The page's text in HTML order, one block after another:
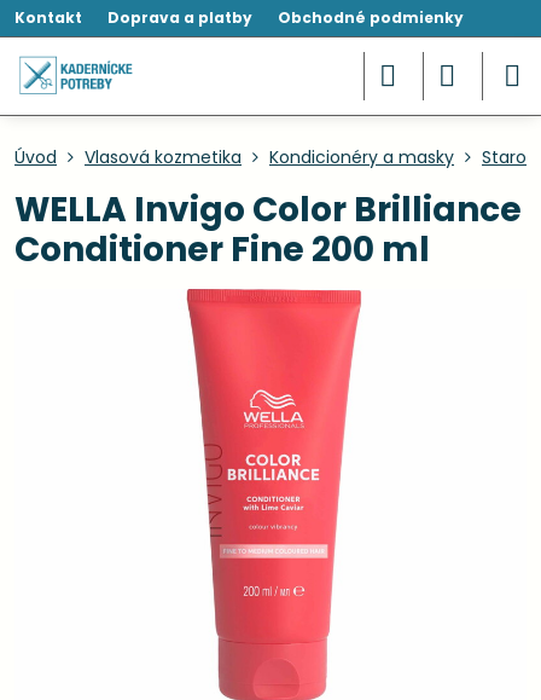
Kontakt Doprava a platby Obchodné podmienky
Úvod Vlasová kozmetika Kondicionéry a masky
WELLA Invigo Color Brilliance
Conditioner Fine 200 ml